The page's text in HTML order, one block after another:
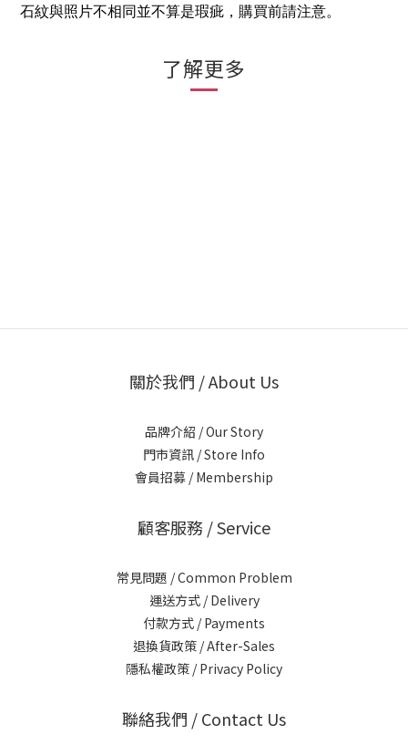
石紋與照片不相同並不算是瑕疵，購買前請注意。
了解更多
關於我們 / About Us
品牌介紹 / Our Story
門市資訊 / Store Info
會員招募 / Membership
顧客服務 / Service
常見問題 / Common Problem
運送方式 / Delivery
付款方式 / Payments
退換貨政策 / After-Sales
隱私權政策 / Privacy Policy
聯絡我們 / Contact Us